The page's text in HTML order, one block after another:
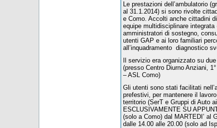
Le prestazioni dell’ambulatorio
al 31.1.2014) si sono rivolte
e Como. Accolti anche cittadini
equipe multidisciplinare
amministratori di sostegno,
utenti GAP e ai loro familiari
all’inquadramento diagnostico
Il servizio era organizzato su
(presso Centro Diurno Anziani,
– ASL Como)
Gli utenti sono stati facilitati
prefestivi, per mantenere il
territorio (SerT e Gruppi di Auto
ESCLUSIVAMENTE SU
(solo a Como) dal MARTEDI’ al
dalle 14.00 alle 20.00 (solo ad